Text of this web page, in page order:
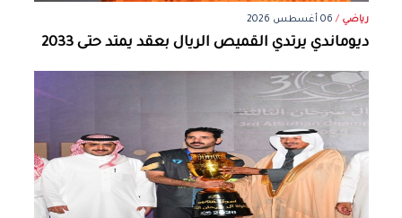
رياضي / 06 أغسطس 2026
ديوماندي يرتدي القميص الريال بعقد يمتد حتى 2033